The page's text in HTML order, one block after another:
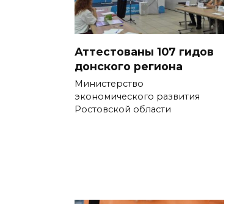
Аттестованы 107 гидов
донского региона
Министерство
экономического развития
Ростовской области